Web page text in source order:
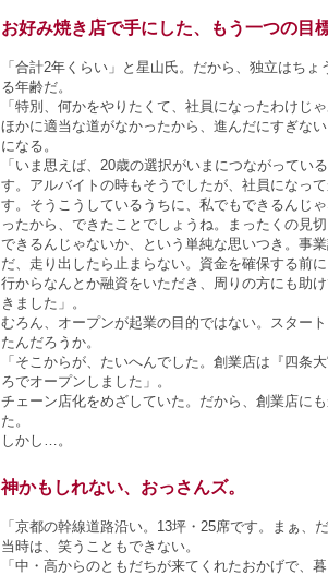
お好み焼き店で手にした、もう一つの目標
「合計2年くらい」と星山氏。だから、独立はち
る年齢だ。
「特別、何かをやりたくて、社員になったわけじゃ
ほかに適当な道がなかったから、進んだにすぎな
になる。
「いま思えば、20歳の選択がいまにつながってい
す。アルバイトの時もそうでしたが、社員になっ
す。そうこうしているうちに、私でもできるんじ
ったから、できたことでしょうね。まったくの見切
できるんじゃないか、という単純な思いつき。事
だ、走り出したら止まらない。資金を確保する前
行からなんとか融資をいただき、周りの方にも助
きました」。
むろん、オープンが起業の目的ではない。スター
たんだろうか。
「そこからが、たいへんでした。創業店は『四条
ろでオープンしました」。
チェーン店化をめざしていた。だから、創業店に
た。
しかし…。
神かもしれない、おっさんズ。
「京都の幹線道路沿い。13坪・25席です。まぁ、
当時は、笑うこともできない。
「中・高からのともだちが来てくれたおかげで、